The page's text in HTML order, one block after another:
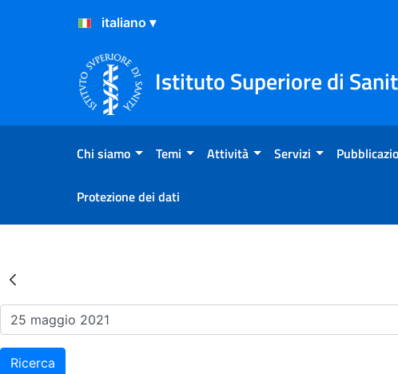
Salta al Contenuto
Salta al Footer
Istituto Superiore di
Chi siamo Temi Attività Servizi
Protezione dei dati
Risultati della Ricerca - Eventi
Ricerca